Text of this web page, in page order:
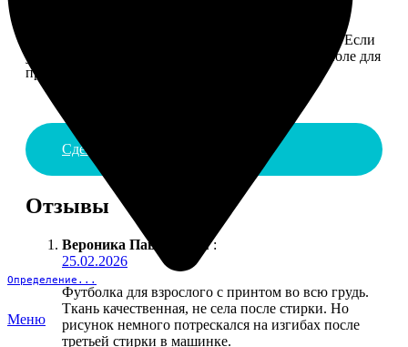
Определение...
Меню
Введите адрес и выберите способ доставки заказа. Если
у вас есть промокод, введите его в специальное поле для
промокода.
Сделать заказ
Отзывы
Вероника Павловская :
25.02.2026
Футболка для взрослого с принтом во всю грудь.
Ткань качественная, не села после стирки. Но
рисунок немного потрескался на изгибах после
третьей стирки в машинке.